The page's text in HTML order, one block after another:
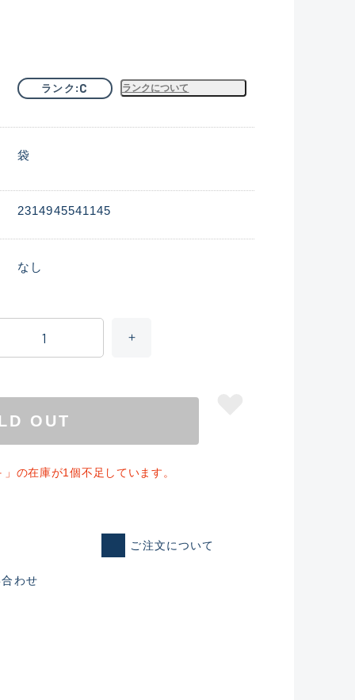
れた未使用
ランク C ランクについて
袋
2314945541145
なし
OUT
の在庫が1個不足しています。
ご注文について
わせ